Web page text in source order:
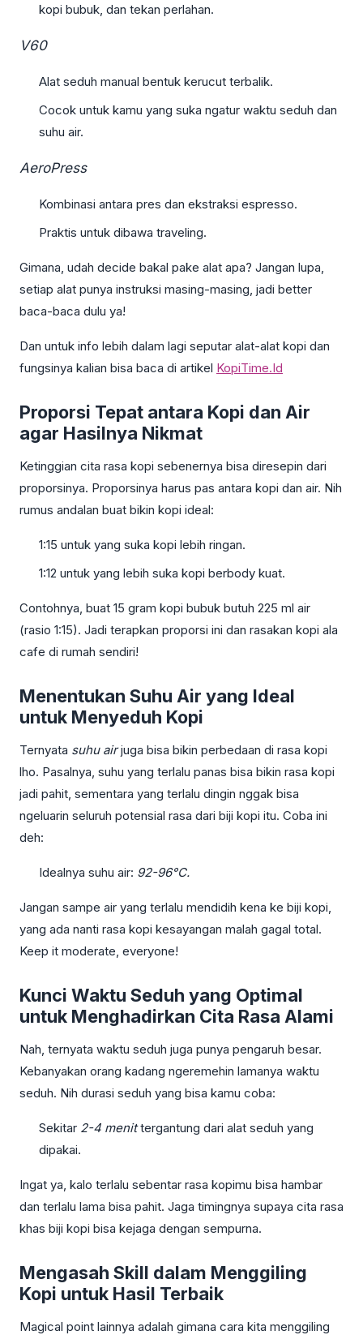
kopi bubuk, dan tekan perlahan.
V60
Alat seduh manual bentuk kerucut terbalik.
Cocok untuk kamu yang suka ngatur waktu seduh dan
suhu air.
AeroPress
Kombinasi antara pres dan ekstraksi espresso.
Praktis untuk dibawa traveling.
Gimana, udah decide bakal pake alat apa? Jangan lupa,
setiap alat punya instruksi masing-masing, jadi better
baca-baca dulu ya!
Dan untuk info lebih dalam lagi seputar alat-alat kopi dan
fungsinya kalian bisa baca di artikel KopiTime.Id
Proporsi Tepat antara Kopi dan Air
agar Hasilnya Nikmat
Ketinggian cita rasa kopi sebenernya bisa diresepin dari
proporsinya. Proporsinya harus pas antara kopi dan air. Nih
rumus andalan buat bikin kopi ideal:
1:15 untuk yang suka kopi lebih ringan.
1:12 untuk yang lebih suka kopi berbody kuat.
Contohnya, buat 15 gram kopi bubuk butuh 225 ml air
(rasio 1:15). Jadi terapkan proporsi ini dan rasakan kopi ala
cafe di rumah sendiri!
Menentukan Suhu Air yang Ideal
untuk Menyeduh Kopi
Ternyata suhu airjuga bisa bikin perbedaan di rasa kopi
lho. Pasalnya, suhu yang terlalu panas bisa bikin rasa kopi
jadi pahit, sementara yang terlalu dingin nggak bisa
ngeluarin seluruh potensial rasa dari biji kopi itu. Coba ini
deh:
Idealnya suhu air: 92-96°C.
Jangan sampe air yang terlalu mendidih kena ke biji kopi,
yang ada nanti rasa kopi kesayangan malah gagal total.
Keep it moderate, everyone!
Kunci Waktu Seduh yang Optimal
untuk Menghadirkan Cita Rasa Alami
Nah, ternyata waktu seduh juga punya pengaruh besar.
Kebanyakan orang kadang ngeremehin lamanya waktu
seduh. Nih durasi seduh yang bisa kamu coba:
Sekitar 2-4 menittergantung dari alat seduh yang
dipakai.
Ingat ya, kalo terlalu sebentar rasa kopimu bisa hambar
dan terlalu lama bisa pahit. Jaga timingnya supaya cita rasa
khas biji kopi bisa kejaga dengan sempurna.
Mengasah Skill dalam Menggiling
Kopi untuk Hasil Terbaik
Magical point lainnya adalah gimana cara kita menggiling